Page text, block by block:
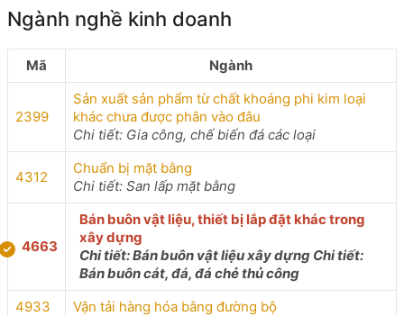
Ngành nghề kinh doanh
Mã Ngành
2399
Sản xuất sản phẩm từ chất khoáng phi kim loại
khác chưa được phân vào đâu
Chi tiết: Gia công, chế biến đá các loại
4312
Chuẩn bị mặt bằng
Chi tiết: San lấp mặt bằng
4663
Bán buôn vật liệu, thiết bị lắp đặt khác trong
xây dựng
Chi tiết: Bán buôn vật liệu xây dựng Chi tiết:
Bán buôn cát, đá, đá chẻ thủ công
4933
Vận tải hàng hóa bằng đường bộ